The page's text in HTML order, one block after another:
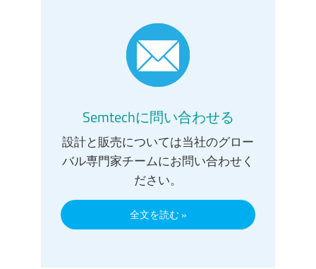
Semtechに問い合わせる
設計と販売については当社のグロー
バル専門家チームにお問い合わせく
ださい。
全文を読む